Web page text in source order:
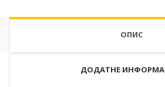
ОПИС
ДОДАТНЕ